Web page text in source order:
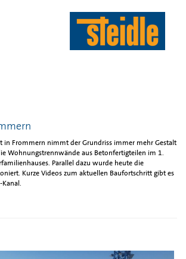
in Frommern nimmt der Grundriss immer mehr Gestalt
Wohnungstrennwände aus Betonfertigteilen im 1.
Parallel dazu wurde heute die
Kurze Videos zum aktuellen Baufortschritt gibt es